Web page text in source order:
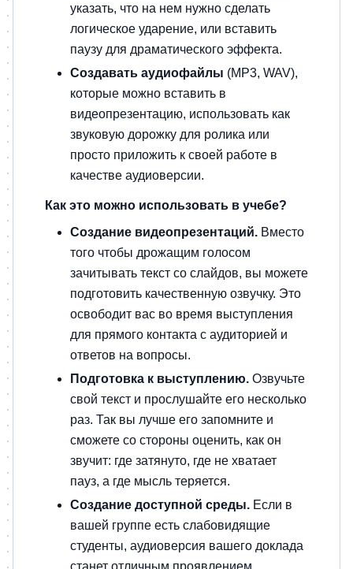
указать, что на нем нужно сделать
логическое ударение, или вставить
паузу для драматического эффекта.
Создавать аудиофайлы (MP3, WAV),
которые можно вставить в
видеопрезентацию, использовать как
звуковую дорожку для ролика или
просто приложить к своей работе в
качестве аудиоверсии.
Как это можно использовать в учебе?
Создание видеопрезентаций. Вместо
того чтобы дрожащим голосом
зачитывать текст со слайдов, вы можете
подготовить качественную озвучку. Это
освободит вас во время выступления
для прямого контакта с аудиторией и
ответов на вопросы.
Подготовка к выступлению. Озвучьте
свой текст и прослушайте его несколько
раз. Так вы лучше его запомните и
сможете со стороны оценить, как он
звучит: где затянуто, где не хватает
пауз, а где мысль теряется.
Создание доступной среды. Если в
вашей группе есть слабовидящие
студенты, аудиоверсия вашего доклада